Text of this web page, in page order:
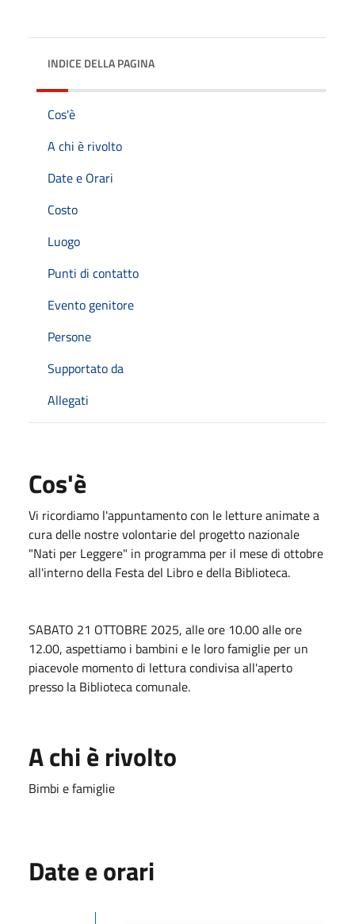
INDICE DELLA PAGINA
Cos'è
A chi è rivolto
Date e Orari
Costo
Luogo
Punti di contatto
Evento genitore
Persone
Supportato da
Allegati
Cos'è
Vi ricordiamo l'appuntamento con le letture animate a
cura delle nostre volontarie del progetto nazionale
"Nati per Leggere" in programma per il mese di ottobre
all'interno della Festa del Libro e della Biblioteca.
SABATO 21 OTTOBRE 2025, alle ore 10.00 alle ore
12.00, aspettiamo i bambini e le loro famiglie per un
piacevole momento di lettura condivisa all'aperto
presso la Biblioteca comunale.
A chi è rivolto
Bimbi e famiglie
Date e orari